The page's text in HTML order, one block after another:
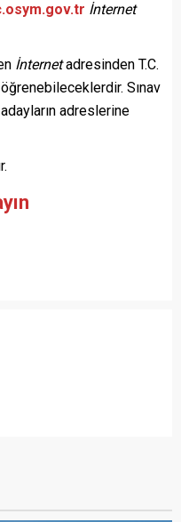
İnternet
İnternetadresinden T.C.
Sınav
adreslerine